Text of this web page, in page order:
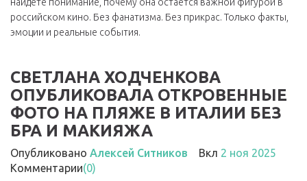
российском кино. Без фанатизма. Без прикрас. Только факты,
эмоции и реальные события.
СВЕТЛАНА ХОДЧЕНКОВА
ОПУБЛИКОВАЛА ОТКРОВЕННЫЕ
ФОТО НА ПЛЯЖЕ В ИТАЛИИ БЕЗ
БРА И МАКИЯЖА
Опубликовано Алексей Ситников Вкл 2 ноя 2025
Комментарии(0)